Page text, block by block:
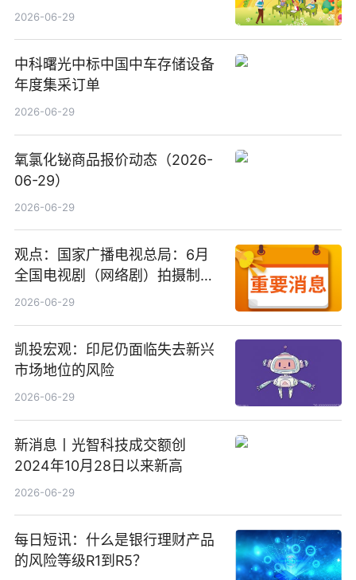
2026-06-29
中科曙光中标中国中车存储设备
年度集采订单
2026-06-29
氧氯化铋商品报价动态（2026-
06-29）
2026-06-29
观点：国家广播电视总局：6月
全国电视剧（网络剧）拍摄制作
备案公示剧目197部
2026-06-29
凯投宏观：印尼仍面临失去新兴
市场地位的风险
2026-06-29
新消息丨光智科技成交额创
2024年10月28日以来新高
2026-06-29
每日短讯：什么是银行理财产品
的风险等级R1到R5？